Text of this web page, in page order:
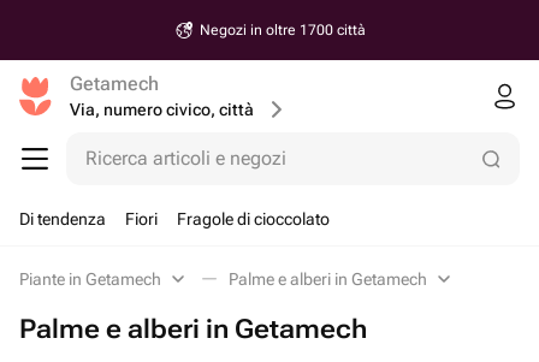
Negozi in oltre 1700 città
Getamech
Via, numero civico, città
Ricerca articoli e negozi
Di tendenza Fiori Fragole di cioccolato
Piante in Getamech Palme e alberi in Getamech
Palme e alberi in Getamech